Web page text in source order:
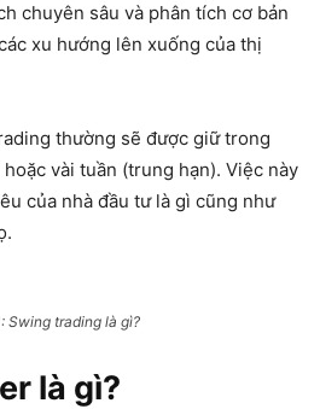
chuyên sâu và phân tích cơ bản
xu hướng lên xuống của thị
thường sẽ được giữ trong
vài tuần (trung hạn). Việc này
của nhà đầu tư là gì cũng như
Swing trading là gì?
là gì?